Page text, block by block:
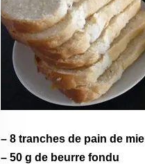
– 8 tranches de pain de mie
– 50 g de beurre fondu